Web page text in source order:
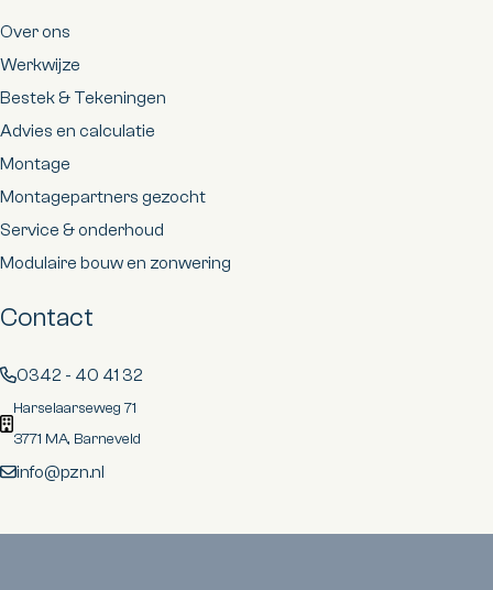
Over ons
Werkwijze
Bestek & Tekeningen
Advies en calculatie
Montage
Montagepartners gezocht
Service & onderhoud
Modulaire bouw en zonwering
Contact
0342 - 40 41 32
Harselaarseweg 71
3771 MA, Barneveld
info@pzn.nl